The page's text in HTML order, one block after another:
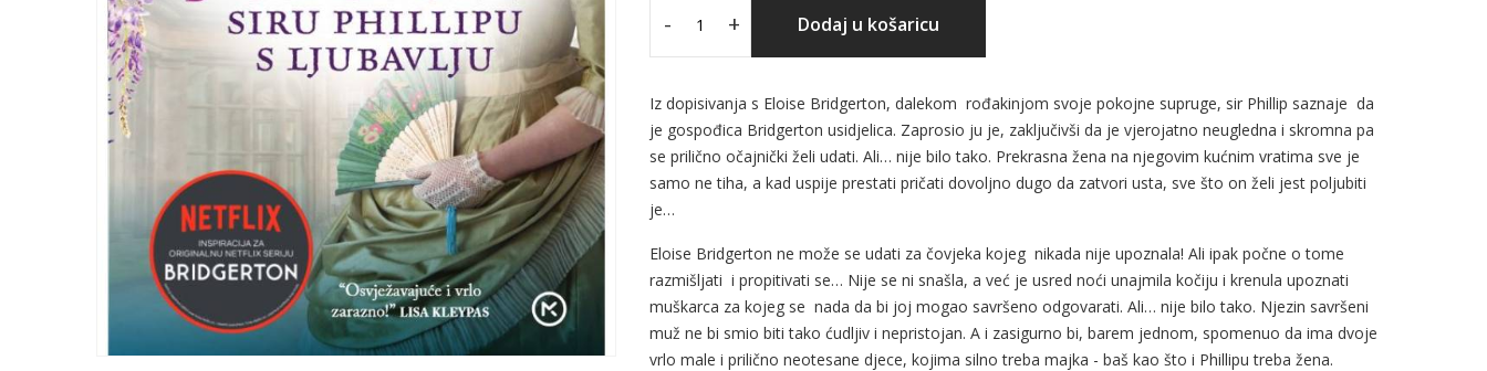
- + Dodaj u košaricu
Iz dopisivanja s Eloise Bridgerton, dalekom rođakinjom svoje pokojne supruge, sir Phillip saznaje da
je gospođica Bridgerton usidjelica. Zaprosio ju je, zaključivši da je vjerojatno neugledna i skromna pa
se prilično očajnički želi udati. Ali… nije bilo tako. Prekrasna žena na njegovim kućnim vratima sve je
samo ne tiha, a kad uspije prestati pričati dovoljno dugo da zatvori usta, sve što on želi jest poljubiti
je…
Eloise Bridgerton ne može se udati za čovjeka kojeg nikada nije upoznala! Ali ipak počne o tome
razmišljati i propitivati se… Nije se ni snašla, a već je usred noći unajmila kočiju i krenula upoznati
muškarca za kojeg se nada da bi joj mogao savršeno odgovarati. Ali… nije bilo tako. Njezin savršeni
muž ne bi smio biti tako ćudljiv i nepristojan. A i zasigurno bi, barem jednom, spomenuo da ima dvoje
vrlo male i prilično neotesane djece, kojima silno treba majka - baš kao što i Phillipu treba žena.